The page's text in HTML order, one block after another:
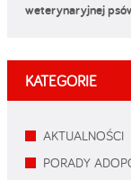
weterynaryjnej
KATEGORIE
AKTUALNOŚCI
PORADY